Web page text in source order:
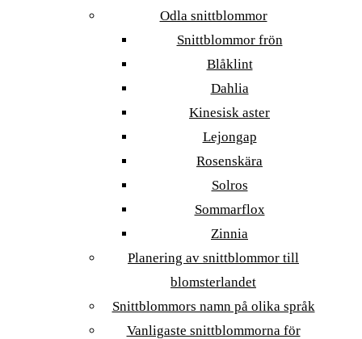
Odla snittblommor
Snittblommor frön
Blåklint
Dahlia
Kinesisk aster
Lejongap
Rosenskära
Solros
Sommarflox
Zinnia
Planering av snittblommor till
blomsterlandet
Snittblommors namn på olika språk
Vanligaste snittblommorna för